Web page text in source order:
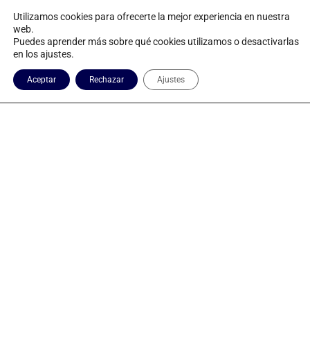
Determinantes
Utilizamos cookies para ofrecerte la mejor experiencia en nuestra
web.
Puedes aprender más sobre qué cookies utilizamos o desactivarlas
en los ajustes.
Aceptar Rechazar Ajustes